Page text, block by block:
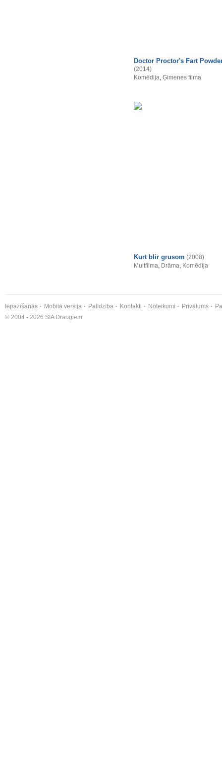
Doctor Proctor's Fart
(2014)
Komēdija, Ģimenes filma
Kurt blir grusom (2008)
Multfilma, Drāma, Komēdija
Iepazīšanās Mobilā versija Palīdzība Kontakti Noteikumi Privātums
© 2004 - 2026 SIA Draugiem